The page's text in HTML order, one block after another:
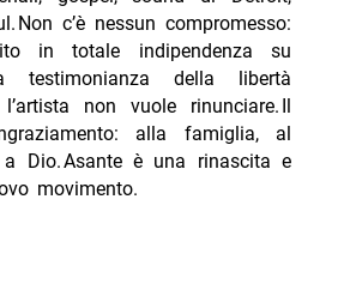
Non c’è nessun compromesso:
in totale indipendenza su
a testimonianza della libertà
non vuole rinunciare. Il
alla famiglia, al
Dio. Asante è una rinascita e
movimento.